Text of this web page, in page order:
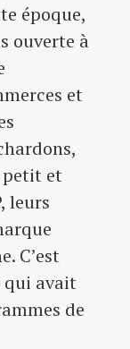
époque,
ouverte à
et
petit et
leurs
C’est
qui avait
de